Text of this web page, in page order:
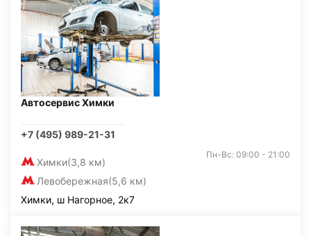
Автосервис Химки
+7 (495) 989-21-31
Химки(3,8 км)
Левобережная(5,6 км)
Пн-Вс: 09:00 - 21:00
Химки, ш Нагорное, 2к7